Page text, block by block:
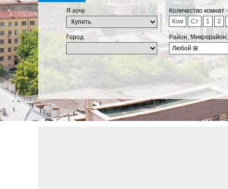
Я хочу
Количество комнат
Ком
Ст 1 2
Город
Район,
Любой ⊞